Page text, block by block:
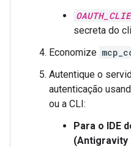
secreta do
Economize
Autentique o
autenticação
ou a CLI:
Para o IDE
(Antigravity